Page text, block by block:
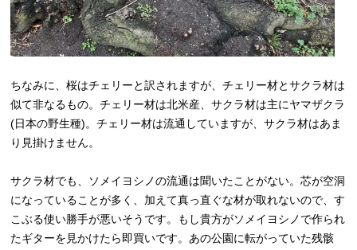
ちなみに、桜はチェリーと訳されますが、チェリー材とサクラ材は
似て非なるもの。チェリー材は北米産、サクラ材は主にヤマザクラ
(日本の野生種)。チェリー材は流通していますが、サクラ材はあま
り見掛けません。
サクラ材でも、ソメイヨシノの流通は聞いたことがない。芯が空洞
になっていることが多く、加えて真っ直ぐな材が取れないので、す
こぶる使い勝手が悪いそうです。もし貴方がソメイヨシノで作られ
たギターを見かけたら即買いです。あの公園に転がっていた残骸